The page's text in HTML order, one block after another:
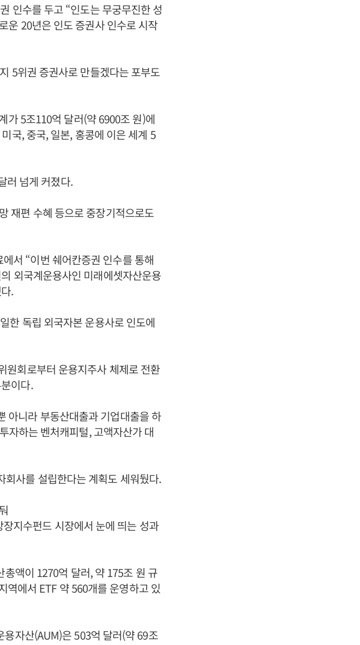
인수를 두고 “인도는 무궁무진한 성
운 20년은 인도 증권사 인수로 시작
5위권 증권사로 만들겠다는 포부도
가 5조110억 달러(약 6900조 원)에
국, 중국, 일본, 홍콩에 이은 세계 5
러 넘게 커졌다.
재편 수혜 등으로 중장기적으로도
서 “이번 쉐어칸증권 인수를 통해
외국계운용사인 미래에셋자산운용
.
한 독립 외국자본 운용사로 인도에
원회로부터 운용지주사 체제로 전환
이다.
아니라 부동산대출과 기업대출을 하
하는 벤처캐피털, 고액자산가 대
사를 설립한다는 계획도 세워뒀다.
지수펀드 시장에서 눈에 띄는 성과
액이 1270억 달러, 약 175조 원 규
역에서 ETF 약 560개를 운영하고 있
용자산(AUM)은 503억 달러(약 69조